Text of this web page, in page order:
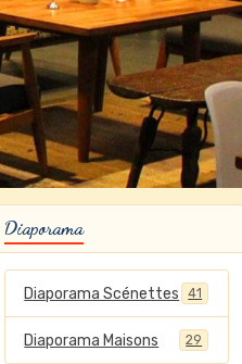
Diaporama
Diaporama Scénettes 41
Diaporama Maisons 29